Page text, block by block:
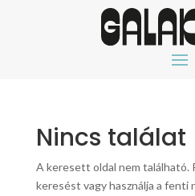
Nincs találat
A keresett oldal nem található.
keresést vagy használja a fenti